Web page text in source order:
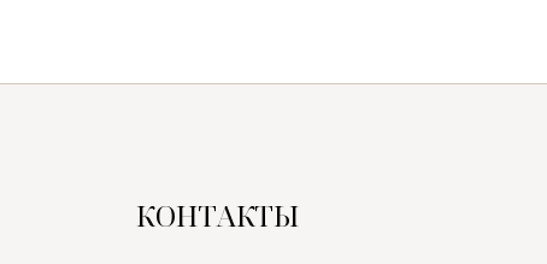
КОНТАКТЫ